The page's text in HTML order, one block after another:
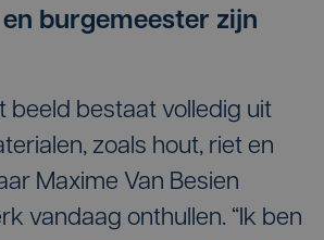
burgemeester zijn
beeld bestaat volledig uit
zoals hout, riet en
Maxime Van Besien
vandaag onthullen. “Ik ben